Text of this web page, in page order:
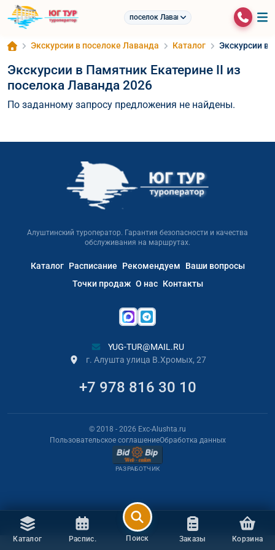
поселок Лаванда
Экскурсии в поселоке Лаванда Каталог Экскурсии в
Экскурсии в Памятник Екатерине II из
поселока Лаванда 2026
По заданному запросу предложения не найдены.
Алуштинский туроператор. Гарантия безопасности и качества
обслуживания на маршрутах.
Каталог Расписание Рекомендуем
Ваши вопросы
Точки продаж О нас Контакты
YUG-TUR@MAIL.RU
г. Алушта улица В.Хромых, 27
+7 978 816 30 10
© 2018 - 2026 Exc-Alushta.ru
Пользовательское соглашениеОбработка данных
РАЗРАБОТЧИК
Каталог Распис. Поиск Заказы Корзина